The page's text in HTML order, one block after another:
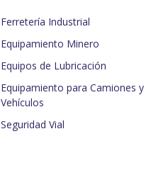
Ferretería Industrial
Equipamiento Minero
Equipos de Lubricación
Equipamiento para Camiones y
Vehículos
Seguridad Vial